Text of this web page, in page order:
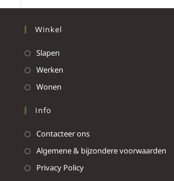
Winkel
Slapen
Werken
Wonen
Info
Contacteer ons
Algemene & bijzondere voorwaarden
Privacy Policy